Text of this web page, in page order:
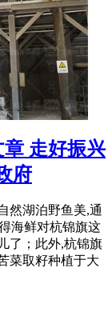
走好振兴
府
然湖泊野鱼美,通
海鲜对杭锦旗这
了；此外,杭锦旗
菜取籽种植于大